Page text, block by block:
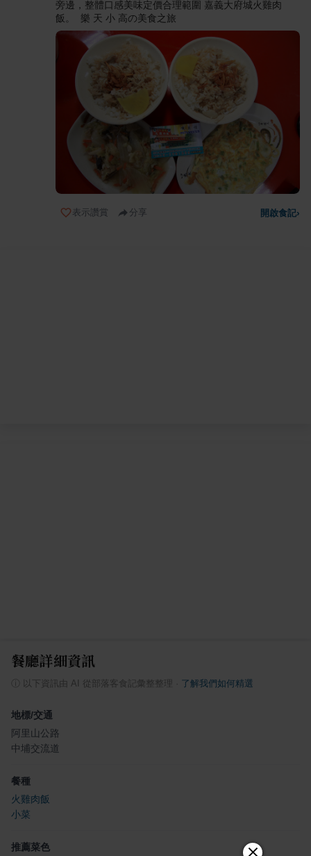
旁邊，整體口感美味定價合理範圍 嘉義大府城火雞肉
飯。 樂 天 小 高の美食之旅
表示讚賞 分享 開啟食記›
餐廳詳細資訊
以下資訊由 AI 從部落客食記彙整整理 了解我們如何精選
地標/交通
阿里山公路
中埔交流道
餐種
火雞肉飯
小菜
推薦菜色